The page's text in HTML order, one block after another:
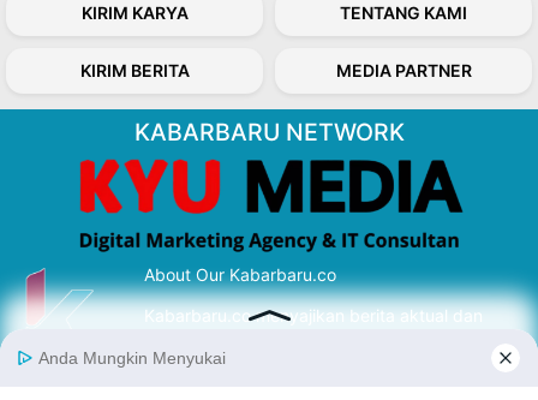
KIRIM KARYA TENTANG KAMI
KIRIM BERITA MEDIA PARTNER
KABARBARU NETWORK
About Our Kabarbaru.co
Kabarbaru.co menyajikan berita aktual dan
serta terverifikasi dari sumber yang tepat.